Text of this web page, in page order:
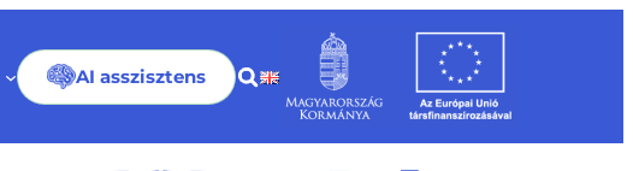
AI asszisztens